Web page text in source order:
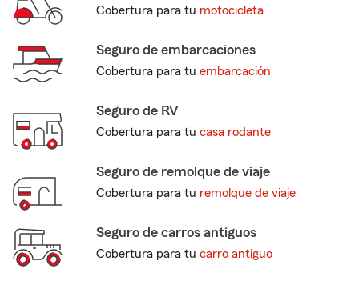
Cobertura para tu motocicleta
Seguro de embarcaciones
Cobertura para tu embarcación
Seguro de RV
Cobertura para tu casa rodante
Seguro de remolque de viaje
Cobertura para tu remolque de viaje
Seguro de carros antiguos
Cobertura para tu carro antiguo